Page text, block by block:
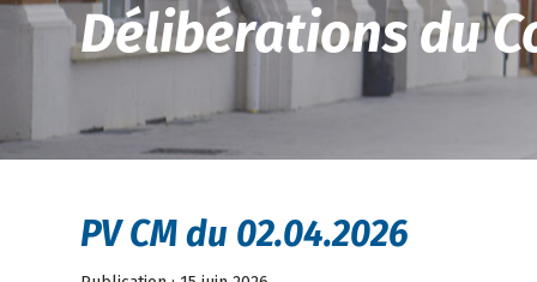
Délibérations du
PV CM du 02.04.2026